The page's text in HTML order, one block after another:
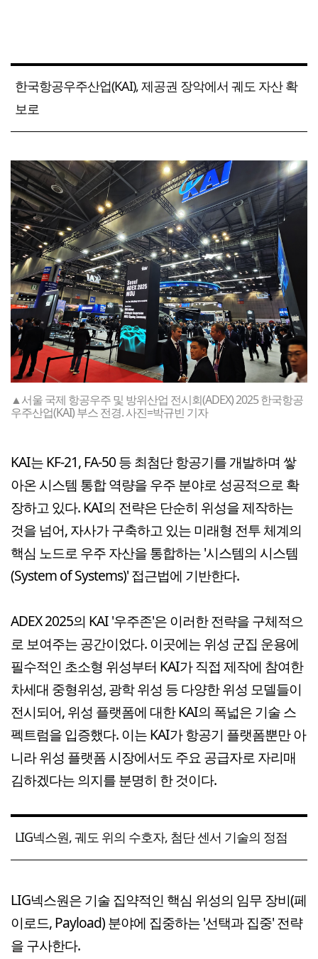
한국항공우주산업(KAI), 제공권 장악에서 궤도 자산 확
보로
▲서울 국제 항공우주 및 방위산업 전시회(ADEX) 2025 한국항공
우주산업(KAI) 부스 전경. 사진=박규빈 기자
KAI는 KF-21, FA-50 등 최첨단 항공기를 개발하며 쌓
아온 시스템 통합 역량을 우주 분야로 성공적으로 확
장하고 있다. KAI의 전략은 단순히 위성을 제작하는
것을 넘어, 자사가 구축하고 있는 미래형 전투 체계의
핵심 노드로 우주 자산을 통합하는 '시스템의 시스템
(System of Systems)' 접근법에 기반한다.
ADEX 2025의 KAI '우주존'은 이러한 전략을 구체적으
로 보여주는 공간이었다. 이곳에는 위성 군집 운용에
필수적인 초소형 위성부터 KAI가 직접 제작에 참여한
차세대 중형위성, 광학 위성 등 다양한 위성 모델들이
전시되어, 위성 플랫폼에 대한 KAI의 폭넓은 기술 스
펙트럼을 입증했다. 이는 KAI가 항공기 플랫폼뿐만 아
니라 위성 플랫폼 시장에서도 주요 공급자로 자리매
김하겠다는 의지를 분명히 한 것이다.
LIG넥스원, 궤도 위의 수호자, 첨단 센서 기술의 정점
LIG넥스원은 기술 집약적인 핵심 위성의 임무 장비(페
이로드, Payload) 분야에 집중하는 '선택과 집중' 전략
을 구사한다.